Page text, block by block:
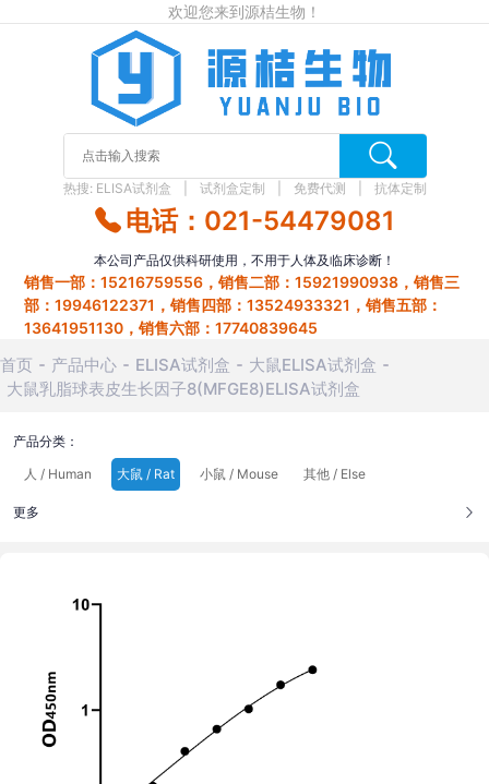
欢迎您来到源桔生物！
热搜: ELISA试剂盒 试剂盒定制 免费代测 抗体定制
电话：021-54479081
本公司产品仅供科研使用，不用于人体及临床诊断！
销售一部：15216759556，销售二部：15921990938，销售三
部：19946122371，销售四部：13524933321，销售五部：
13641951130，销售六部：17740839645
首页 产品中心 ELISA试剂盒
大鼠ELISA试剂盒
大鼠乳脂球表皮生长因子8(MFGE8)ELISA试剂盒
产品分类：
人 / Human
大鼠 / Rat 小鼠 / Mouse 其他 / Else
更多